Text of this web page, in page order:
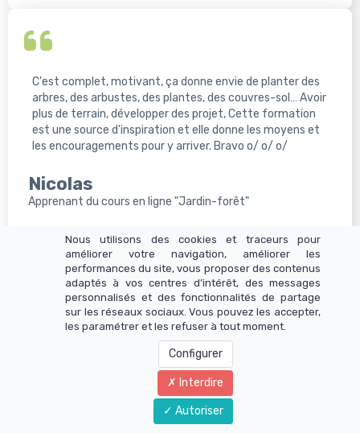
C'est complet, motivant, ça donne envie de planter des
arbres, des arbustes, des plantes, des couvres-sol… Avoir
plus de terrain, développer des projet, Cette formation
est une source d'inspiration et elle donne les moyens et
les encouragements pour y arriver. Bravo o/ o/ o/
Nicolas
Apprenant du cours en ligne "Jardin-forêt"
Nous utilisons des cookies et traceurs pour
améliorer votre navigation, améliorer les
performances du site, vous proposer des contenus
adaptés à vos centres d’intérêt, des messages
personnalisés et des fonctionnalités de partage
sur les réseaux sociaux. Vous pouvez les accepter,
les paramétrer et les refuser à tout moment.
Configurer
Interdire
Autoriser